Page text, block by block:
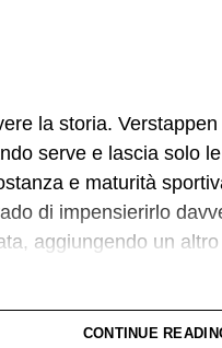
la storia.
serve e lascia solo
e maturità
di impensierirlo
aggiungendo un
CONTINUE